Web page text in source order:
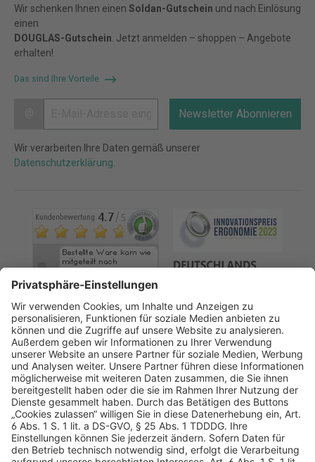
Wir schenken Ihnen einen Soldan-Gutschein und nach Einlösung
einen
DOUGLAS-Gutschein . Jetzt anmelden – shoppen – Angebote
erhalten!
Das sind Ihre Vorteile
Newsletter Abonnieren
Wir verarbeiten Ihre Daten gemäß unserer
Datenschutzerklärung
AGB Datenschutz Impressum